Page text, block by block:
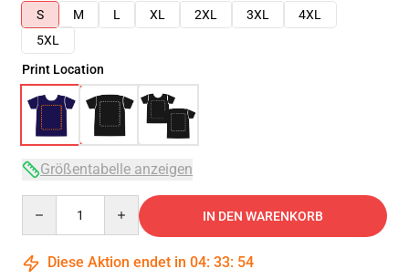
S
M L XL 2XL 3XL
4XL
5XL
Print Location
Größentabelle anzeigen
IN DEN WARENKORB
Diese Aktion endet in 04: 33: 54